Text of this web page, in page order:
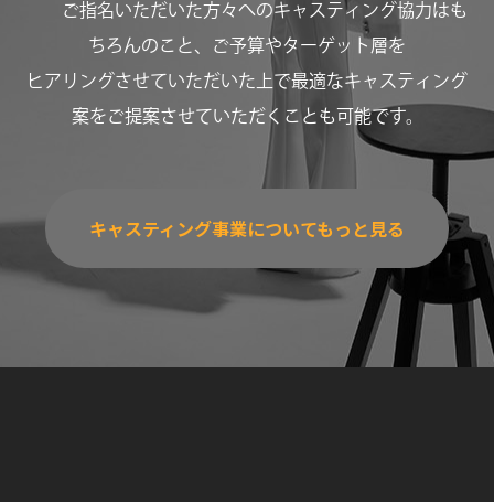
ご指名いただいた方々へのキャスティング協力はも
ちろんのこと、ご予算やターゲット層を
ヒアリングさせていただいた上で最適なキャスティング
案をご提案させていただくことも可能です。
キャスティング事業についてもっと見る